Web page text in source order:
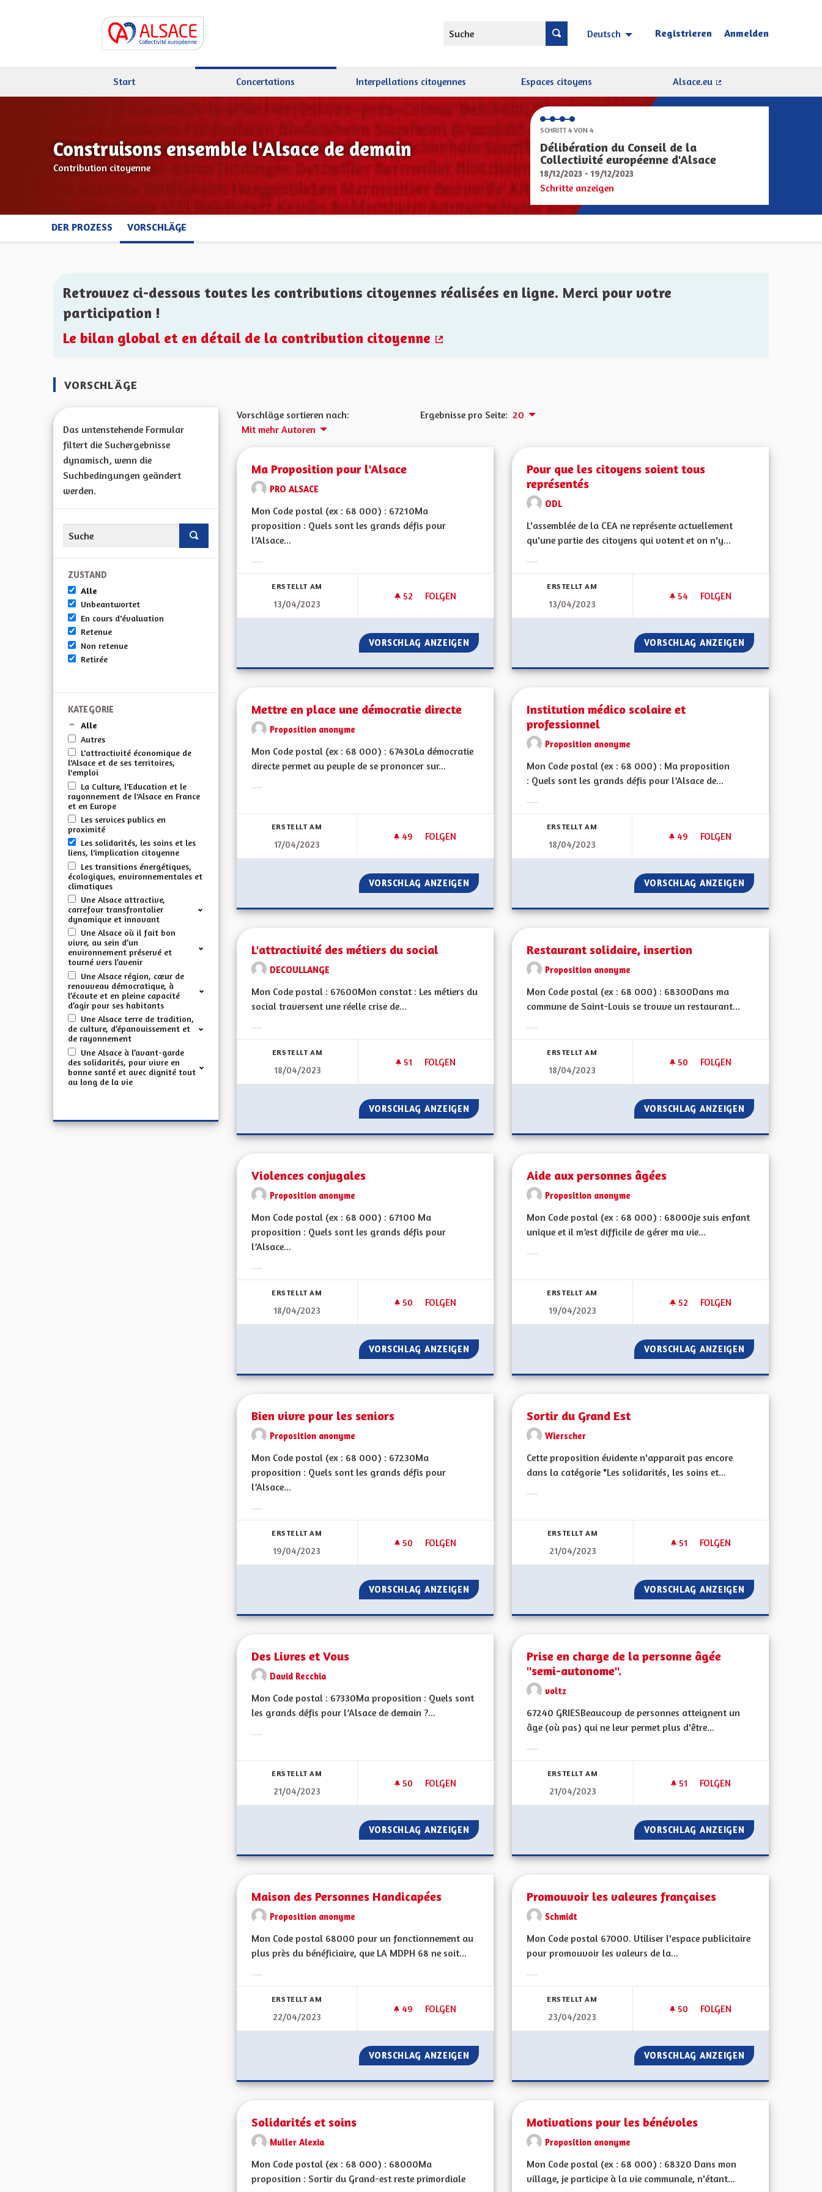
Suche Deutsch Choisir la langue Sprache wählen
Registrieren Anmelden
Start Concertations Interpellations citoyennes Espaces citoyens
Alsace.eu
Construisons ensemble l'Alsace de demain
Contribution citoyenne
SCHRITT 4 VON 4
Délibération du Conseil de la
Collectivité européenne d'Alsace
18/12/2023 - 19/12/2023
Schritte anzeigen
DER PROZESS VORSCHLÄGE
Retrouvez ci-dessous toutes les contributions citoyennes réalisées en ligne. Merci pour votre
participation !
Le bilan global et en détail de la contribution citoyenne
VORSCHLÄGE
Das untenstehende Formular
filtert die Suchergebnisse
dynamisch, wenn die
Suchbedingungen geändert
werden.
ZUSTAND
Alle
Unbeantwortet
En cours d'évaluation
Retenue
Non retenue
Retirée
KATEGORIE
Alle
Autres
L'attractivité économique de
l'Alsace et de ses territoires,
l'emploi
La Culture, l'Education et le
rayonnement de l'Alsace en France
et en Europe
Les services publics en
proximité
Les solidarités, les soins et les
liens, l'implication citoyenne
Les transitions énergétiques,
écologiques, environnementales et
climatiques
Une Alsace attractive,
carrefour transfrontalier
dynamique et innovant
Une Alsace où il fait bon
vivre, au sein d’un
environnement préservé et
tourné vers l’avenir
Une Alsace région, cœur de
renouveau démocratique, à
l’écoute et en pleine capacité
d’agir pour ses habitants
Une Alsace terre de tradition,
de culture, d’épanouissement et
de rayonnement
Une Alsace à l’avant-garde
des solidarités, pour vivre en
bonne santé et avec dignité tout
au long de la vie
Vorschläge sortieren nach:
Mit mehr Autoren
Ergebnisse pro Seite: 20
Ma Proposition pour l'Alsace
PRO ALSACE
Mon Code postal (ex : 68 000) : 67210Ma
proposition : Quels sont les grands défis pour
l’Alsace...
ERSTELLT AM
13/04/2023
52 52 FOLLOWER
FOLGEN
MA PROPOSITION POUR L'ALSACE
VORSCHLAG ANZEIGEN MA PROPOSITION POUR L'ALSACE
Pour que les citoyens soient tous
représentés
ODL
L'assemblée de la CEA ne représente actuellement
qu'une partie des citoyens qui votent et on n'y...
ERSTELLT AM
13/04/2023
54 54 FOLLOWER
FOLGEN
POUR QUE LES CITOYENS
VORSCHLAG ANZEIGEN POUR QUE LES
Mettre en place une démocratie directe
Proposition anonyme
Mon Code postal (ex : 68 000) : 67430La démocratie
directe permet au peuple de se prononcer sur...
ERSTELLT AM
17/04/2023
49 49 FOLLOWER
FOLGEN
METTRE EN PLACE UNE DÉMOCRATIE DIRECTE
VORSCHLAG ANZEIGEN METTRE EN PLACE UNE DÉMOCRATIE DIRECTE
Institution médico scolaire et
professionnel
Proposition anonyme
Mon Code postal (ex : 68 000) : Ma proposition
: Quels sont les grands défis pour l’Alsace de...
ERSTELLT AM
18/04/2023
49 49 FOLLOWER
FOLGEN
INSTITUTION MÉDICO
VORSCHLAG ANZEIGEN INSTITUTION
L'attractivité des métiers du social
DECOULLANGE
Mon Code postal : 67600Mon constat : Les métiers du
social traversent une réelle crise de...
ERSTELLT AM
18/04/2023
51 51 FOLLOWER
FOLGEN
L'ATTRACTIVITÉ DES MÉTIERS DU SOCIAL
VORSCHLAG ANZEIGEN L'ATTRACTIVITÉ DES MÉTIERS DU SOCIAL
Restaurant solidaire, insertion
Proposition anonyme
Mon Code postal (ex : 68 000) : 68300Dans ma
commune de Saint-Louis se trouve un restaurant...
ERSTELLT AM
18/04/2023
50 50 FOLLOWER
FOLGEN
RESTAURANT SOLIDAIRE,
VORSCHLAG ANZEIGEN RESTAURANT
Violences conjugales
Proposition anonyme
Mon Code postal (ex : 68 000) : 67100 Ma
proposition : Quels sont les grands défis pour
l’Alsace...
ERSTELLT AM
18/04/2023
50 50 FOLLOWER
FOLGEN
VIOLENCES CONJUGALES
VORSCHLAG ANZEIGEN VIOLENCES CONJUGALES
Aide aux personnes âgées
Proposition anonyme
Mon Code postal (ex : 68 000) : 68000je suis enfant
unique et il m’est difficile de gérer ma vie...
ERSTELLT AM
19/04/2023
52 52 FOLLOWER
FOLGEN
AIDE AUX PERSONNES ÂGÉES
VORSCHLAG ANZEIGEN AIDE AUX
Bien vivre pour les seniors
Proposition anonyme
Mon Code postal (ex : 68 000) : 67230Ma
proposition : Quels sont les grands défis pour
l’Alsace...
ERSTELLT AM
19/04/2023
50 50 FOLLOWER
FOLGEN
BIEN VIVRE POUR LES SENIORS
VORSCHLAG ANZEIGEN BIEN VIVRE POUR LES SENIORS
Sortir du Grand Est
Wierscher
Cette proposition évidente n'apparait pas encore
dans la catégorie "Les solidarités, les soins et...
ERSTELLT AM
21/04/2023
51 51 FOLLOWER
FOLGEN
SORTIR DU GRAND EST
VORSCHLAG ANZEIGEN SORTIR DU
Des Livres et Vous
David Recchia
Mon Code postal : 67330Ma proposition : Quels sont
les grands défis pour l’Alsace de demain ?...
ERSTELLT AM
21/04/2023
50 50 FOLLOWER
FOLGEN
DES LIVRES ET VOUS
VORSCHLAG ANZEIGEN DES LIVRES ET VOUS
Prise en charge de la personne âgée
"semi-autonome".
voltz
67240 GRIESBeaucoup de personnes atteignent un
âge (où pas) qui ne leur permet plus d'être...
ERSTELLT AM
21/04/2023
51 51 FOLLOWER
FOLGEN
VORSCHLAG ANZEIGEN PRISE EN
Maison des Personnes Handicapées
Proposition anonyme
Mon Code postal 68000 pour un fonctionnement au
plus près du bénéficiaire, que LA MDPH 68 ne soit...
ERSTELLT AM
22/04/2023
49 49 FOLLOWER
FOLGEN
MAISON DES PERSONNES HANDICAPÉES
VORSCHLAG ANZEIGEN MAISON DES PERSONNES HANDICAPÉES
Promouvoir les valeures françaises
Schmidt
Mon Code postal 67000. Utiliser l'espace publicitaire
pour promouvoir les valeurs de la...
ERSTELLT AM
23/04/2023
50 50 FOLLOWER
FOLGEN
PROMOUVOIR LES VALEURES
VORSCHLAG ANZEIGEN PROMOUVOIR
Solidarités et soins
Muller Alexia
Mon Code postal (ex : 68 000) : 68000Ma
proposition : Sortir du Grand-est reste primordiale
Motivations pour les bénévoles
Proposition anonyme
Mon Code postal (ex : 68 000) : 68320 Dans mon
village, je participe à la vie communale, n'étant...